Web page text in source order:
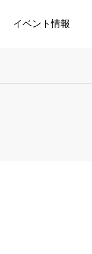
イベント情報